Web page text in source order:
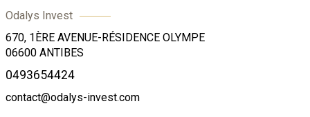
Odalys Invest
670, 1ÈRE AVENUE-RÉSIDENCE OLYMPE
06600 ANTIBES
0493654424
contact@odalys-invest.com